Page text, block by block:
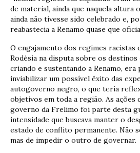
de material, ainda que naquela altura
ainda não tivesse sido celebrado e,
reabastecia a Renamo quase que
O engajamento dos regimes racistas
Rodésia na disputa sobre os destinos
criando e sustentando a Renamo,
inviabilizar um possível êxito das
autogoverno negro, o que teria
objetivos em toda a região. As ações
governo da Frelimo foi parte desta
intensidade que buscava manter o
estado de conflito permanente. Não
mas de impedir o outro de governar.